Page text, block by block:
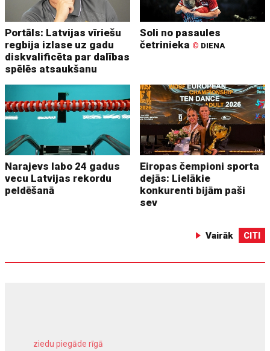
Portāls: Latvijas vīriešu
regbija izlase uz gadu
diskvalificēta par dalības
spēlēs atsaukšanu
Soli no pasaules
četrinieka © DIENA
Narajevs labo 24 gadus
vecu Latvijas rekordu
peldēšanā
Eiropas čempioni sporta
dejās: Lielākie
konkurenti bijām paši
sev
Vairāk CITI
ziedu piegāde rīgā